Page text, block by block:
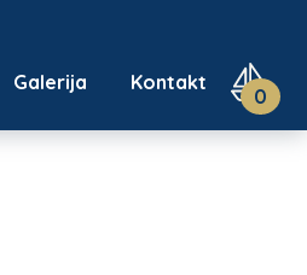
Galerija Kontakt
0